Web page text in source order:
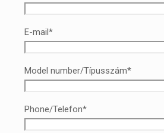
E-mail*
Model number/Típusszám*
Phone/Telefon*